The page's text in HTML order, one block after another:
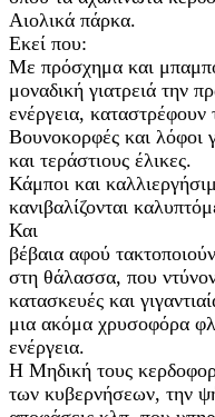
Αιολικά πάρκα.
Εκεί που:
Με πρόσχημα και
μοναδική γιατρειά την
ενέργεια, καταστρέφουν
Βουνοκορφές και λόφοι
και τεράστιους έλικες.
Κάμποι και
κανιβαλίζονται
Και
βέβαια αφού
στη θάλασσα, που
κατασκευές και
μια ακόμα χρυσοφόρα
ενέργεια.
Η Μηδική τους
των κυβερνήσεων, την